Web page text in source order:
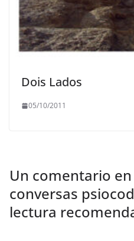
Dois Lados
05/10/2011
Un comentario en
conversas
lectura